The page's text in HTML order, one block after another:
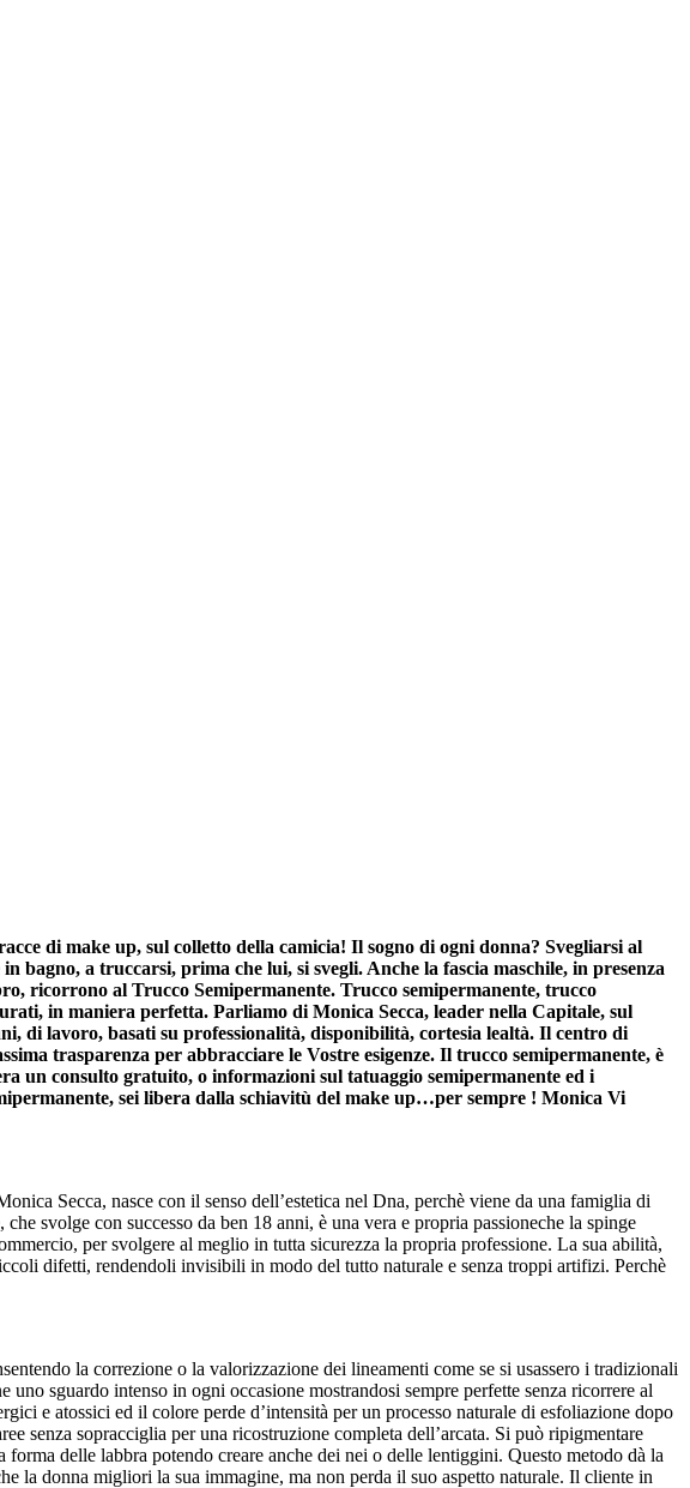
di make up, sul colletto della camicia! Il sogno di ogni donna? Svegliarsi al
a truccarsi, prima che lui, si svegli. Anche la fascia maschile, in presenza
ricorrono al Trucco Semipermanente. Trucco semipermanente, trucco
in maniera perfetta. Parliamo di Monica Secca, leader nella Capitale, sul
di lavoro, basati su professionalità, disponibilità, cortesia lealtà. Il centro di
trasparenza per abbracciare le Vostre esigenze. Il trucco semipermanente, è
un consulto gratuito, o informazioni sul tatuaggio semipermanente ed i
sei libera dalla schiavitù del make up…per sempre ! Monica Vi
Secca, nasce con il senso dell’estetica nel Dna, perchè viene da una famiglia di
svolge con successo da ben 18 anni, è una vera e propria passioneche la spinge
per svolgere al meglio in tutta sicurezza la propria professione. La sua abilità,
difetti, rendendoli invisibili in modo del tutto naturale e senza troppi artifizi. Perchè
la correzione o la valorizzazione dei lineamenti come se si usassero i tradizionali
sguardo intenso in ogni occasione mostrandosi sempre perfette senza ricorrere al
e atossici ed il colore perde d’intensità per un processo naturale di esfoliazione dopo
senza sopracciglia per una ricostruzione completa dell’arcata. Si può ripigmentare
delle labbra potendo creare anche dei nei o delle lentiggini. Questo metodo dà la
la donna migliori la sua immagine, ma non perda il suo aspetto naturale. Il cliente in